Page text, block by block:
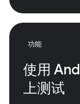
功能
使用
上测试